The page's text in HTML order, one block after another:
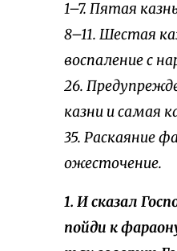
1–7. Пятая
8–11. Шестая
воспаление с
26.
казни и самая
35. Раскаяние
ожесточение.
1. И сказал
пойди к